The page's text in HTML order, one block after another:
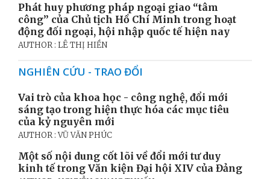
Phát huy phương pháp ngoại giao “tâm
công” của Chủ tịch Hồ Chí Minh trong hoạt
động đối ngoại, hội nhập quốc tế hiện nay
AUTHOR : LÊ THỊ HIỀN
NGHIÊN CỨU - TRAO ĐỔI
Vai trò của khoa học - công nghệ, đổi mới
sáng tạo trong hiện thực hóa các mục tiêu
của kỷ nguyên mới
AUTHOR : VŨ VĂN PHÚC
Một số nội dung cốt lõi về đổi mới tư duy
kinh tế trong Văn kiện Đại hội XIV của Đảng